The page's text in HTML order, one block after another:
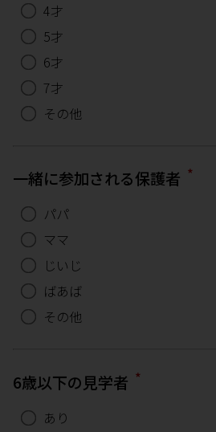
4才
5才
6才
7才
その他
一緒に参加される保護者 *
パパ
ママ
じいじ
ばあば
その他
6歳以下の見学者 *
あり